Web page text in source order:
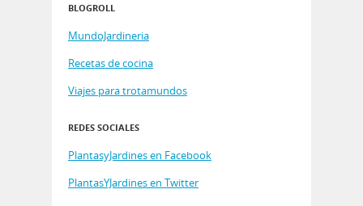
BLOGROLL
MundoJardineria
Recetas de cocina
Viajes para trotamundos
REDES SOCIALES
PlantasyJardines en Facebook
PlantasYJardines en Twitter